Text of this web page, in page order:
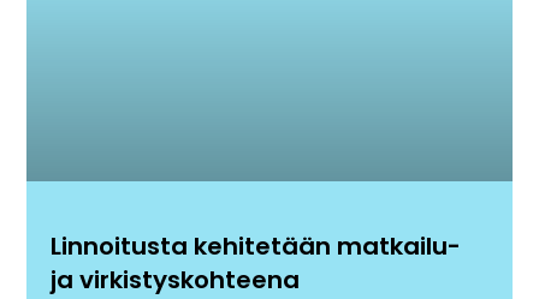
Linnoitusta kehitetään matkailu-
ja virkistyskohteena